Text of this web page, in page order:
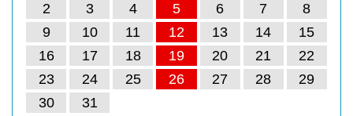
2
3 4 5 6 7
8
9
10 11 12 13 14
15
16
17 18 19 20 21
22
23
24 25 26 27 28
29
30
31